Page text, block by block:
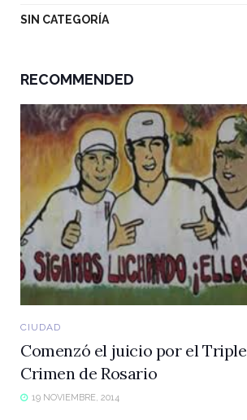
SIN CATEGORÍA
RECOMMENDED
CIUDAD
Comenzó el juicio por el Triple
Crimen de Rosario
19 NOVIEMBRE, 2014